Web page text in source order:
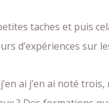
taches et puis
d’expériences sur
ai j’en ai noté